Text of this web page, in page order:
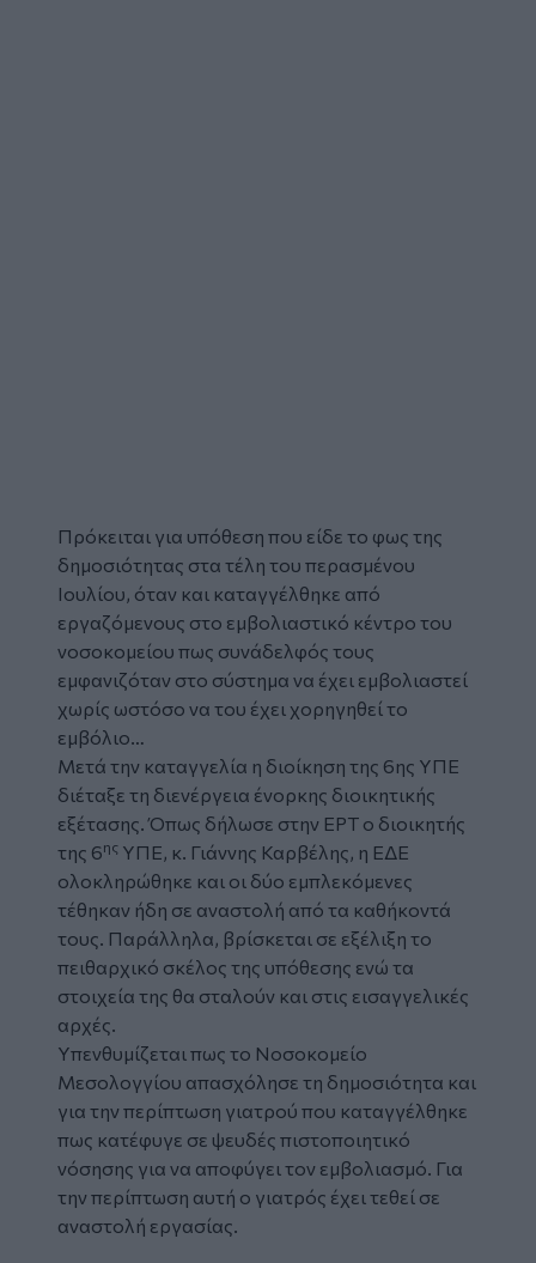
Πρόκειται για υπόθεση που είδε το φως της
δημοσιότητας στα τέλη του περασμένου
Ιουλίου, όταν και καταγγέλθηκε από
εργαζόμενους στο εμβολιαστικό κέντρο του
νοσοκομείου πως συνάδελφός τους
εμφανιζόταν στο σύστημα να έχει εμβολιαστεί
χωρίς ωστόσο να του έχει χορηγηθεί το
εμβόλιο…
Μετά την καταγγελία η διοίκηση της 6ης ΥΠΕ
διέταξε τη διενέργεια ένορκης διοικητικής
εξέτασης. Όπως δήλωσε στην ΕΡΤ ο διοικητής
της 6ης ΥΠΕ, κ. Γιάννης Καρβέλης, η ΕΔΕ
ολοκληρώθηκε και οι δύο εμπλεκόμενες
τέθηκαν ήδη σε αναστολή από τα καθήκοντά
τους. Παράλληλα, βρίσκεται σε εξέλιξη το
πειθαρχικό σκέλος της υπόθεσης ενώ τα
στοιχεία της θα σταλούν και στις εισαγγελικές
αρχές.
Υπενθυμίζεται πως το Νοσοκομείο
Μεσολογγίου απασχόλησε τη δημοσιότητα και
για την περίπτωση γιατρού που καταγγέλθηκε
πως κατέφυγε σε ψευδές πιστοποιητικό
νόσησης για να αποφύγει τον εμβολιασμό. Για
την περίπτωση αυτή ο γιατρός έχει τεθεί σε
αναστολή εργασίας.